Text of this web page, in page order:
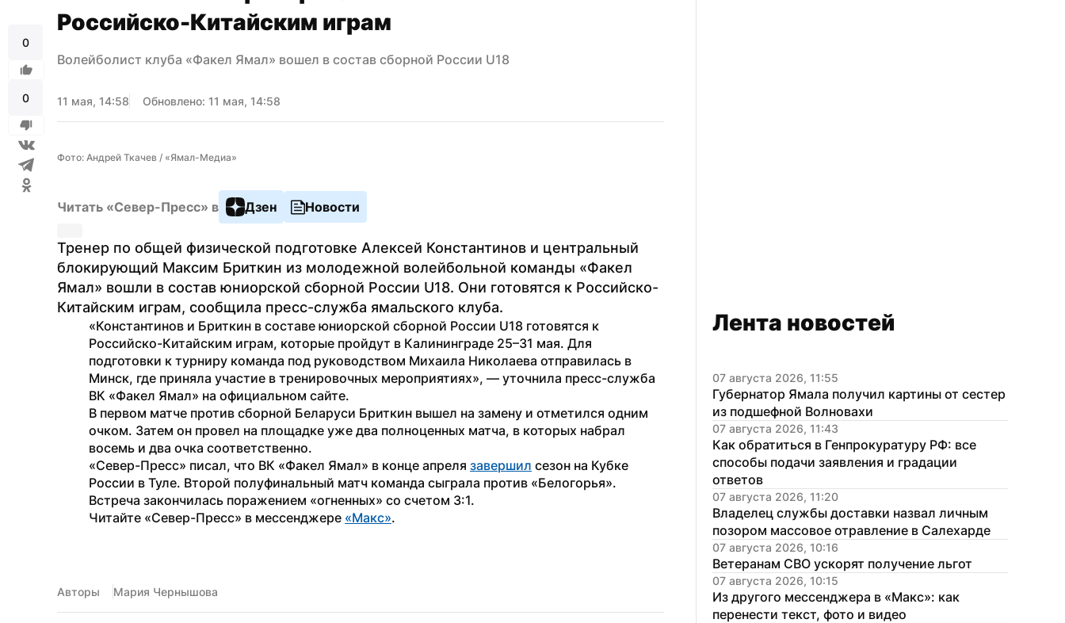
0
0
Российско-Китайским играм
Волейболист клуба «Факел Ямал» вошел в состав сборной России U18
11 мая, 14:58 Обновлено: 11 мая, 14:58
Фото: Андрей Ткачев / «Ямал-Медиа»
Читать «Север-Пресс» в Дзен Новости
Тренер по общей физической подготовке Алексей Константинов и центральный
блокирующий Максим Бриткин из молодежной волейбольной команды «Факел
Ямал» вошли в состав юниорской сборной России U18. Они готовятся к Российско-
Китайским играм, сообщила пресс-служба ямальского клуба.
«Константинов и Бриткин в составе юниорской сборной России U18 готовятся к
Российско-Китайским играм, которые пройдут в Калининграде 25–31 мая. Для
подготовки к турниру команда под руководством Михаила Николаева отправилась в
Минск, где приняла участие в тренировочных мероприятиях», — уточнила пресс-служба
ВК «Факел Ямал» на официальном сайте.
В первом матче против сборной Беларуси Бриткин вышел на замену и отметился одним
очком. Затем он провел на площадке уже два полноценных матча, в которых набрал
восемь и два очка соответственно.
«Север-Пресс» писал, что ВК «Факел Ямал» в конце апреля завершил сезон на Кубке
России в Туле. Второй полуфинальный матч команда сыграла против «Белогорья».
Встреча закончилась поражением «огненных» со счетом 3:1.
Читайте «Север-Пресс» в мессенджере «Макс».
Авторы Мария Чернышова
Лента новостей
07 августа 2026, 11:55
Губернатор Ямала получил картины от сестер
из подшефной Волновахи
07 августа 2026, 11:43
Как обратиться в Генпрокуратуру РФ: все
способы подачи заявления и градации
ответов
07 августа 2026, 11:20
Владелец службы доставки назвал личным
позором массовое отравление в Салехарде
07 августа 2026, 10:16
Ветеранам СВО ускорят получение льгот
07 августа 2026, 10:15
Из другого мессенджера в «Макс»: как
перенести текст, фото и видео